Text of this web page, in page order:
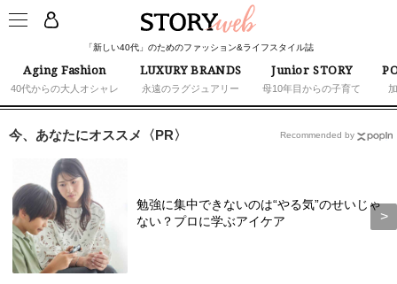
「新しい40代」のためのファッション&ライフスタイル誌
Aging Fashion
40代からの大人オシャレ
LUXURY BRANDS
永遠のラグジュアリー
Junior STORY
母10年目からの子育て
今、あなたにオススメ〈PR〉
勉強に集中できないのは“やる気”のせいじゃ
ない？プロに学ぶアイケア
Recommended by